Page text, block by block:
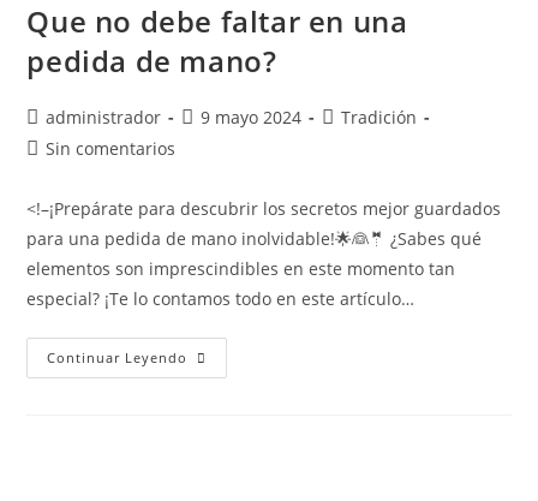
Que no debe faltar en una
pedida de mano?
administrador 9 mayo 2024
Tradición
Sin comentarios
<!–¡Prepárate para descubrir los secretos mejor guardados
para una pedida de mano inolvidable!🌟👰🤵 ¿Sabes qué
elementos son imprescindibles en este momento tan
especial? ¡Te lo contamos todo en este artículo…
Continuar Leyendo